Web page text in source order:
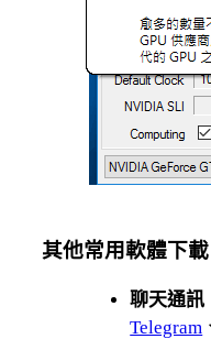
其他常用軟體下載
聊天通訊
Telegram